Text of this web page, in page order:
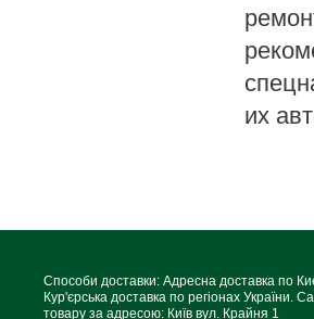
их
Способи доставки: Адресна доставка по
Кур'єрська доставка по регіонах України.
товару за адресою: Київ вул. Крайня 1